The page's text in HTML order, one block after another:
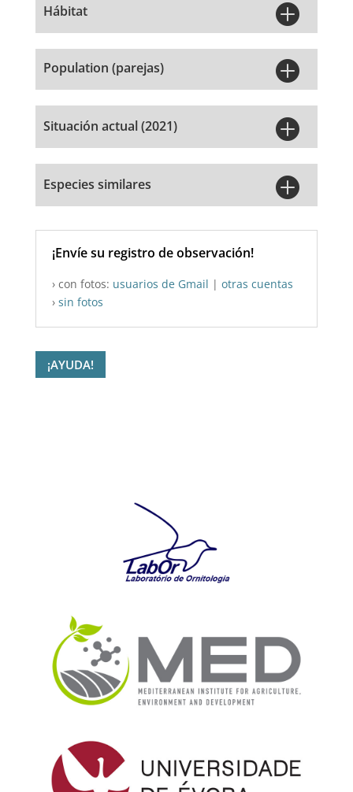
Hábitat 
Population (parejas) 
Situación actual (2021) 
Especies similares 
¡Envíe su registro de observación!
› con fotos: usuarios de Gmail | otras cuentas
› sin fotos
¡AYUDA!